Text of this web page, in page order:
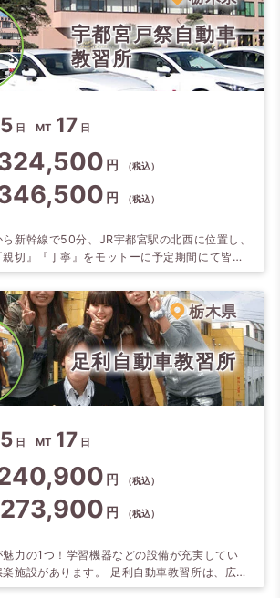
宇都宮戸祭自動車
教習所
日 MT 17 日
円 （税込）
円 （税込）
新幹線で50分、JR宇都宮駅の北西に位置し、
切』『丁寧』をモットーに予定期間にて皆様
一同応援致します。
栃木県
足利自動車教習所
日 MT 17 日
円 （税込）
273,900 円 （税込）
力の1つ！学習機器などの設備が充実してい
施設があります。 足利自動車教習所は、広い
できます。 東足利自動車教習所は、普通車と